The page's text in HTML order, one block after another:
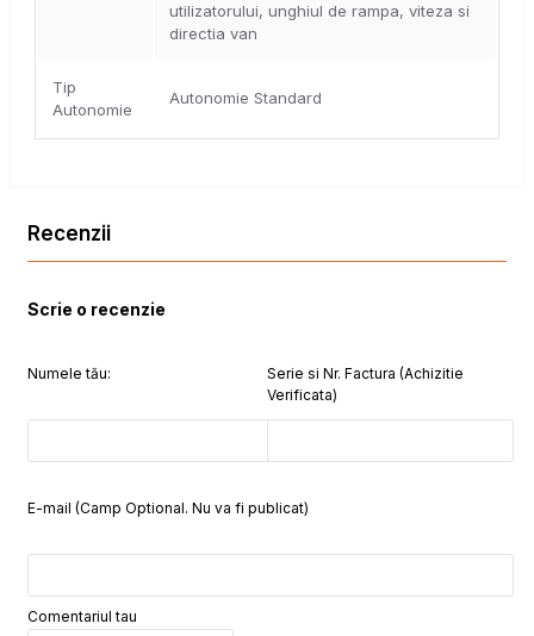
utilizatorului, unghiul de rampa, viteza si
directia van
Tip
Autonomie
Autonomie Standard
Recenzii
Scrie o recenzie
Numele tău:
Serie si Nr. Factura (Achizitie
Verificata)
E-mail (Camp Optional. Nu va fi publicat)
Comentariul tau